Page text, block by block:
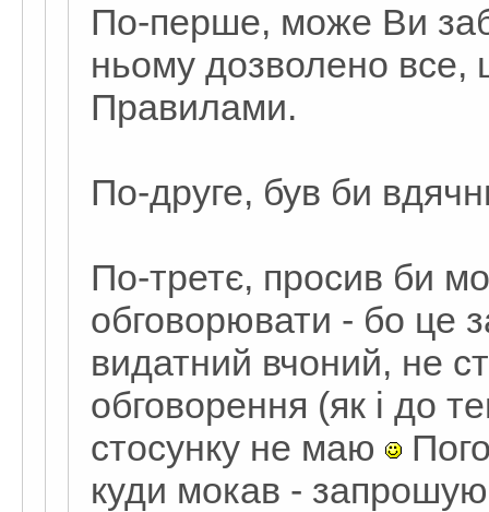
По-перше, може Ви
ньому дозволено
Правилами.
По-друге, був би
По-третє, просив би
обговорювати - бо це
видатний вчоний, не
обговорення (як і до
стосунку не маю
куди мокав -